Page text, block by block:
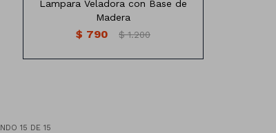
Lampara Veladora con Base de
Madera
$ 790 $ 1.200
15 DE 15